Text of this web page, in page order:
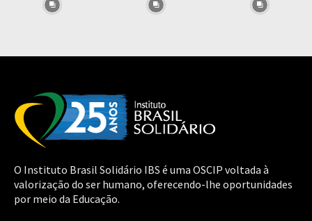
O Instituto Brasil Solidário IBS é uma OSCIP voltada à
valorização do ser humano, oferecendo-lhe oportunidades
por meio da Educação.